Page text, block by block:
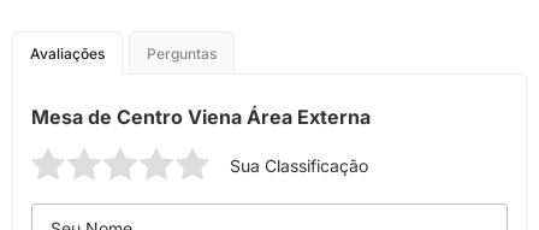
Avaliações Perguntas
Mesa de Centro Viena Área Externa
Sua Classificação